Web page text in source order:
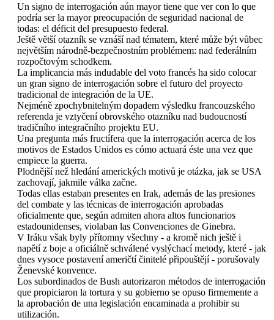
Un signo de interrogación aún mayor tiene que ver con lo que
podría ser la mayor preocupación de seguridad nacional de
todas: el déficit del presupuesto federal.
Ještě větší otazník se vznáší nad tématem, které může být vůbec
největším národně-bezpečnostním problémem: nad federálním
rozpočtovým schodkem.
La implicancia más indudable del voto francés ha sido colocar
un gran signo de interrogación sobre el futuro del proyecto
tradicional de integración de la UE.
Nejméně zpochybnitelným dopadem výsledku francouzského
referenda je vztyčení obrovského otazníku nad budoucností
tradičního integračního projektu EU.
Una pregunta más fructífera que la interrogación acerca de los
motivos de Estados Unidos es cómo actuará éste una vez que
empiece la guerra.
Plodnější než hledání amerických motivů je otázka, jak se USA
zachovají, jakmile válka začne.
Todas ellas estaban presentes en Irak, además de las presiones
del combate y las técnicas de interrogación aprobadas
oficialmente que, según admiten ahora altos funcionarios
estadounidenses, violaban las Convenciones de Ginebra.
V Iráku však byly přítomny všechny - a kromě nich ještě i
napětí z boje a oficiálně schválené vyslýchací metody, které - jak
dnes vysoce postavení američtí činitelé připouštějí - porušovaly
Ženevské konvence.
Los subordinados de Bush autorizaron métodos de interrogación
que propiciaron la tortura y su gobierno se opuso firmemente a
la aprobación de una legislación encaminada a prohibir su
utilización.